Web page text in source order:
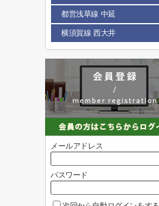
都営浅草線 中延
横須賀線 西大井
メールアドレス
パスワード